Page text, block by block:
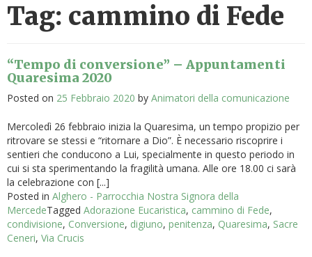
Tag: cammino di Fede
“Tempo di conversione” – Appuntamenti
Quaresima 2020
Posted on 25 Febbraio 2020 by Animatori della comunicazione
Mercoledì 26 febbraio inizia la Quaresima, un tempo propizio per
ritrovare se stessi e “ritornare a Dio”. È necessario riscoprire i
sentieri che conducono a Lui, specialmente in questo periodo in
cui si sta sperimentando la fragilità umana. Alle ore 18.00 ci sarà
la celebrazione con [...]
Posted in Alghero - Parrocchia Nostra Signora della
MercedeTagged Adorazione Eucaristica, cammino di Fede,
condivisione, Conversione, digiuno, penitenza, Quaresima, Sacre
Ceneri, Via Crucis